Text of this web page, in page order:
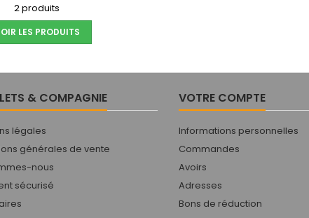
2 produits
LES PRODUITS
& COMPAGNIE
légales
générales de vente
nous
sécurisé
VOTRE COMPTE
Informations personnelles
Commandes
Avoirs
Adresses
Bons de réduction